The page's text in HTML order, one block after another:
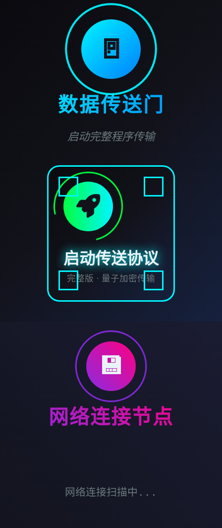
🚪
数据传送门
启动完整程序传输
启动传送协议
完整版 · 量子加密传输
💾
网络连接节点
网络连接扫描中...